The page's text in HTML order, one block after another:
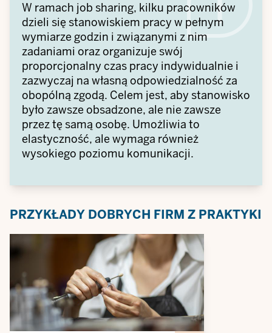
W ramach job sharing, kilku pracowników
dzieli się stanowiskiem pracy w pełnym
wymiarze godzin i związanymi z nim
zadaniami oraz organizuje swój
proporcjonalny czas pracy indywidualnie i
zazwyczaj na własną odpowiedzialność za
obopólną zgodą. Celem jest, aby stanowisko
było zawsze obsadzone, ale nie zawsze
przez tę samą osobę. Umożliwia to
elastyczność, ale wymaga również
wysokiego poziomu komunikacji.
PRZYKŁADY DOBRYCH FIRM Z PRAKTYKI